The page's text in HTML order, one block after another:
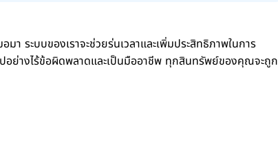
า ระบบของเราจะช่วยร่นเวลาและเพิ่มประสิทธิภาพในการ
อย่างไร้ข้อผิดพลาดและเป็นมืออาชีพ ทุกสินทรัพย์ของคุณจะถูก